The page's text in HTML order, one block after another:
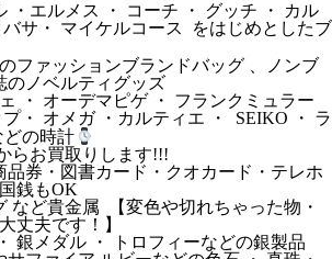
・エルメス ・ コーチ ・ グッチ ・ カル
サ・ マイケルコース をはじめとしたブ
ファッションブランドバッグ 、ノンブ
のノベルティグッズ
・ オーデマピゲ ・ フランクミュラー
プ・ オメガ ・カルティエ ・ SEIKO ・ ラ
どの時計
らお買取りします!!!
品券・図書カード・クオカード・テレホ
銭もOK
など貴金属 【変色や切れちゃった物・
丈夫です！】
銀メダル ・ トロフィーなどの銀製品